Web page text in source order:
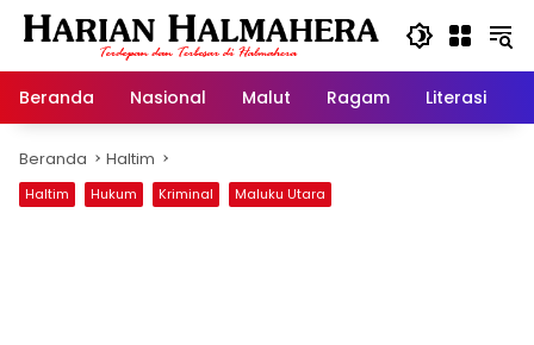
Langsung
Beranda
Nasional Malut Ragam Literasi
Beranda Haltim
Haltim Hukum Kriminal Maluku Utara